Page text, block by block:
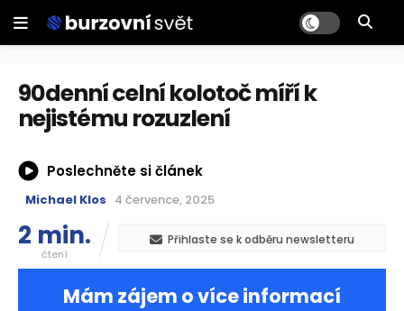
90denní celní kolotoč míří k
nejistému rozuzlení
Poslechněte si článek
Michael Klos 4 července, 2025
2 min.
čtení
Přihlaste se k odběru newsletteru
Mám zájem o více informací